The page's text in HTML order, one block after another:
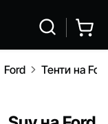
Ford Тенти на